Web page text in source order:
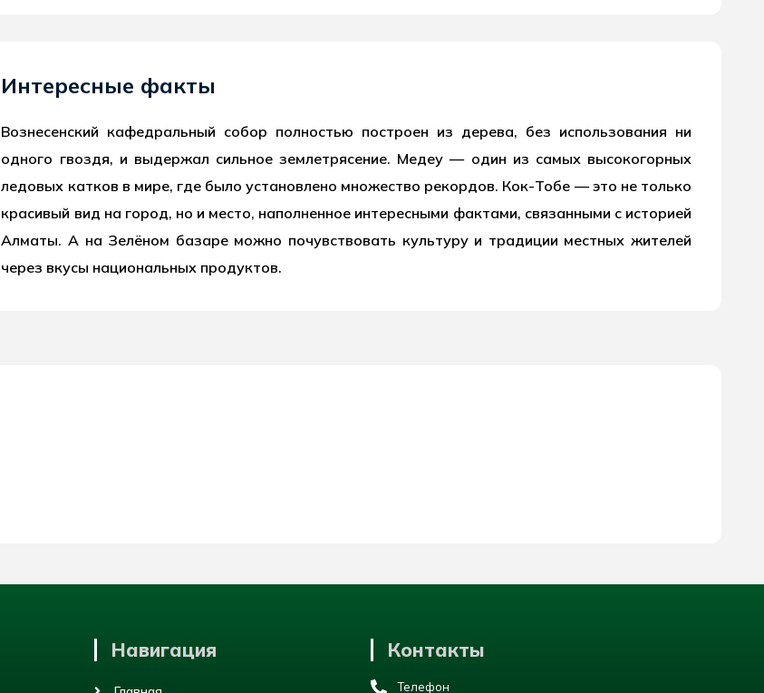
Интересные факты
Вознесенский кафедральный собор полностью построен из дерева, без использования ни
одного гвоздя, и выдержал сильное землетрясение. Медеу — один из самых высокогорных
ледовых катков в мире, где было установлено множество рекордов. Кок-Тобе — это не только
красивый вид на город, но и место, наполненное интересными фактами, связанными с историей
Алматы. А на Зелёном базаре можно почувствовать культуру и традиции местных жителей
через вкусы национальных продуктов.
Навигация Контакты
Телефон